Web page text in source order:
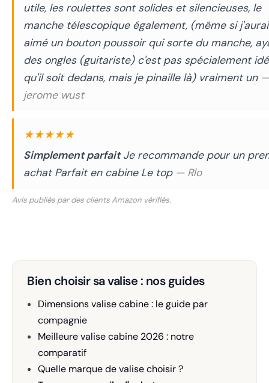
utile, les roulettes sont solides et silencieuses, le
manche télescopique également, (même si
aimé un bouton poussoir qui sorte du manche,
des ongles (guitariste) c'est pas spécialement
qu'il soit dedans, mais je pinaille là) vraiment un —
jerome wust
★★★★★
Simplement parfaitJe recommande pour un
achat Parfait en cabine Le top — Rlo
Avis publiés par des clients Amazon vérifiés.
Bien choisir sa valise : nos guides
Dimensions valise cabine : le guide par
compagnie
Meilleure valise cabine 2026 : notre
comparatif
Quelle marque de valise choisir ?